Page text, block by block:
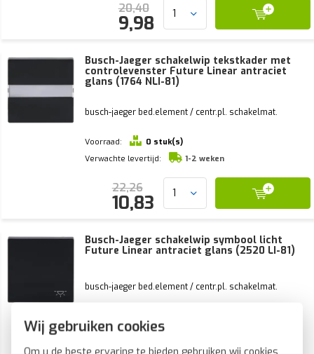
Wij gebruiken cookies
20,40
9,98
Busch-Jaeger schakelwip tekstkader met
controlevenster Future Linear antraciet
glans (1764 NLI-81)
busch-jaeger bed.element / centr.pl. schakelmat.
Voorraad:
0 stuk(s)
Verwachte levertijd:
1-2 weken
22,26
10,83
Busch-Jaeger schakelwip symbool licht
Future Linear antraciet glans (2520 LI-81)
busch-jaeger bed.element / centr.pl. schakelmat.
Voorraad:
0 stuk(s)